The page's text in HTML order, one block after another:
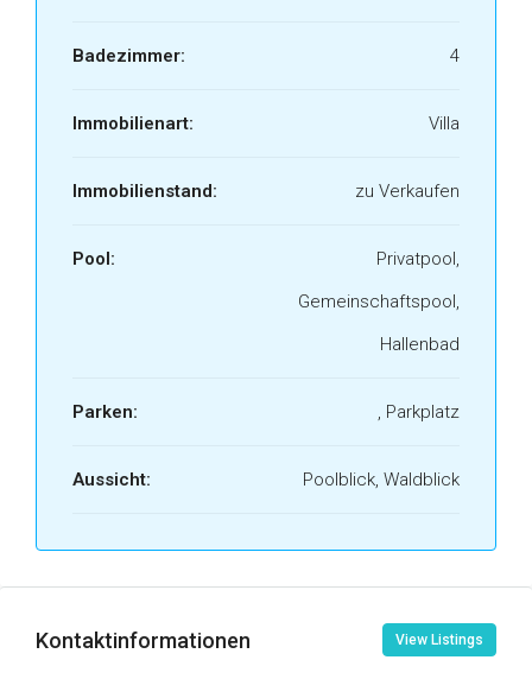
Badezimmer: 4
Immobilienart: Villa
Immobilienstand: zu Verkaufen
Pool:
Privatpool,
Gemeinschaftspool,
Hallenbad
Parken: , Parkplatz
Aussicht: Poolblick, Waldblick
Kontaktinformationen View Listings